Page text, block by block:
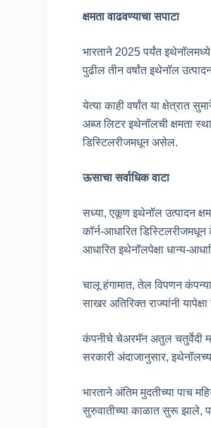
क्षमता वाढवण्याचा सपाटा
भारताने 2025 पर्यंत
पुढील तीन वर्षांत इथेनॉल
येत्या काही वर्षांत या
अब्ज लिटर इथेनॉलची क्षमता
डिस्टिलरीजमधून असेल.
ऊसाचा सर्वाधिक वाटा
सध्या, एकूण इथेनॉल उत्पादन
कॉर्न-आधारित
आधारित इथेनॉलपेक्षा धान्य-
चालू हंगामात, तेल विपणन
साखर अतिरिक्त राज्यांनी
कंपनीचे चेअरमॅन अतुल चतुर्वेदी
सरकारी अंदाजानुसार,
भारताने अंतिम मुदतीच्या पाच
सुरुवातीच्या काळात सुरू झाले,